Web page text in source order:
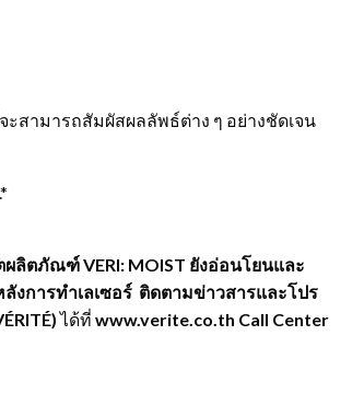
สามารถสัมผัสผลลัพธ์ต่าง ๆ อย่างชัดเจน
ผลิตภัณฑ์VERI: MOIST ยังอ่อนโยนและ
งการทำเลเซอร์ ติดตามข่าวสารและโปร
ได้ที่ www.verite.co.th Call Center